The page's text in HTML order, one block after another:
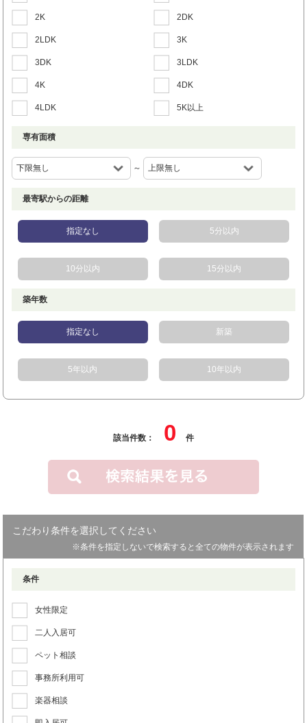
2K 2DK
2LDK 3K
3DK 3LDK
4K 4DK
4LDK 5K以上
専有面積
～
最寄駅からの距離
指定なし 5分以内
10分以内 15分以内
築年数
指定なし 新築
5年以内 10年以内
該当件数： 0 件
こだわり条件を選択してください
※条件を指定しないで検索すると全ての物件が表示されます
条件
女性限定
二人入居可
ペット相談
事務所利用可
楽器相談